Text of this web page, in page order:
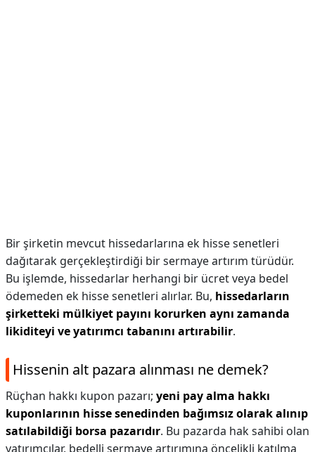
Bir şirketin mevcut hissedarlarına ek hisse senetleri
dağıtarak gerçekleştirdiği bir sermaye artırım türüdür.
Bu işlemde, hissedarlar herhangi bir ücret veya bedel
ödemeden ek hisse senetleri alırlar. Bu, hissedarların
şirketteki mülkiyet payını korurken aynı zamanda
likiditeyi ve yatırımcı tabanını artırabilir.
Hissenin alt pazara alınması ne demek?
Rüçhan hakkı kupon pazarı; yeni pay alma hakkı
kuponlarının hisse senedinden bağımsız olarak alınıp
satılabildiği borsa pazarıdır. Bu pazarda hak sahibi olan
yatırımcılar, bedelli sermaye artırımına öncelikli katılma